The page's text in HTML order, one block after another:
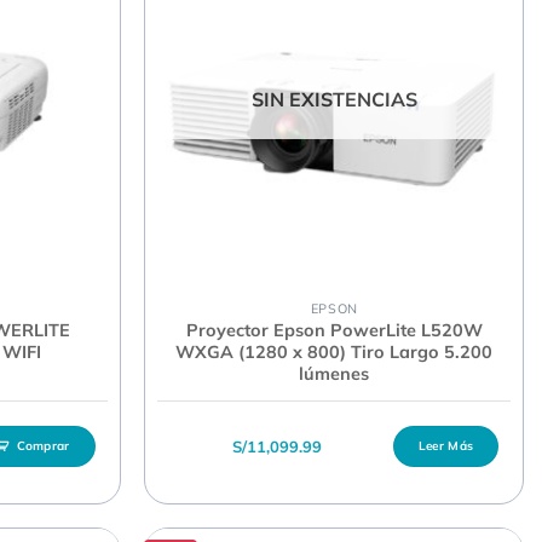
S/4,999.99.
actual es: S/4,779.99.
Comprar
SIN EXISTENCIAS
EPSON
Proyector Epson PowerLite L520W
WXGA (1280 x 800) Tiro Largo 5.200
lúmenes
S/11,099.99 Leer Más